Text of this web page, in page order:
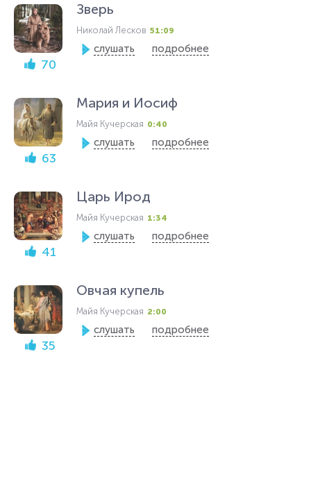
70
Зверь
Николай Лесков 51:09
слушать подробнее
63
Мария и Иосиф
Майя Кучерская 0:40
слушать подробнее
41
Царь Ирод
Майя Кучерская 1:34
слушать подробнее
35
Овчая купель
Майя Кучерская 2:00
слушать подробнее